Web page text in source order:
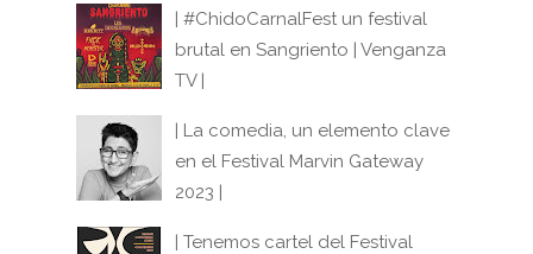
| #ChidoCarnalFest un festival
brutal en Sangriento | Venganza
TV |
| La comedia, un elemento clave
en el Festival Marvin Gateway
2023 |
| Tenemos cartel del Festival